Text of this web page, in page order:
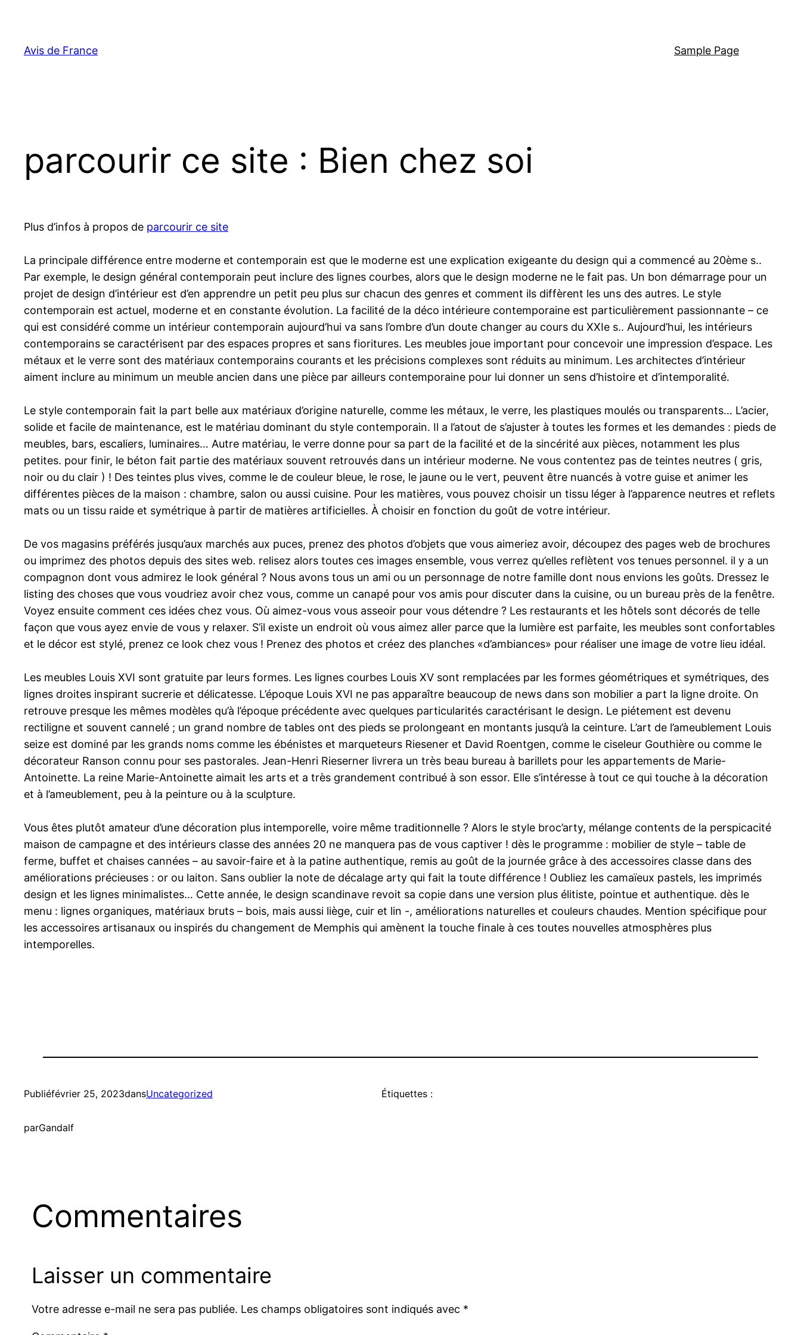
contenu
Avis de France Sample Page
parcourir ce site : Bien chez soi
Plus d’infos à propos de parcourir ce site
La principale différence entre moderne et contemporain est que le moderne est une explication exigeante du design qui a commencé au 20ème s..
Par exemple, le design général contemporain peut inclure des lignes courbes, alors que le design moderne ne le fait pas. Un bon démarrage pour un
projet de design d’intérieur est d’en apprendre un petit peu plus sur chacun des genres et comment ils diffèrent les uns des autres. Le style
contemporain est actuel, moderne et en constante évolution. La facilité de la déco intérieure contemporaine est particulièrement passionnante – ce
qui est considéré comme un intérieur contemporain aujourd’hui va sans l’ombre d’un doute changer au cours du XXIe s.. Aujourd’hui, les intérieurs
contemporains se caractérisent par des espaces propres et sans fioritures. Les meubles joue important pour concevoir une impression d’espace. Les
métaux et le verre sont des matériaux contemporains courants et les précisions complexes sont réduits au minimum. Les architectes d’intérieur
aiment inclure au minimum un meuble ancien dans une pièce par ailleurs contemporaine pour lui donner un sens d’histoire et d’intemporalité.
Le style contemporain fait la part belle aux matériaux d’origine naturelle, comme les métaux, le verre, les plastiques moulés ou transparents… L’acier,
solide et facile de maintenance, est le matériau dominant du style contemporain. Il a l’atout de s’ajuster à toutes les formes et les demandes : pieds de
meubles, bars, escaliers, luminaires… Autre matériau, le verre donne pour sa part de la facilité et de la sincérité aux pièces, notamment les plus
petites. pour finir, le béton fait partie des matériaux souvent retrouvés dans un intérieur moderne. Ne vous contentez pas de teintes neutres ( gris,
noir ou du clair ) ! Des teintes plus vives, comme le de couleur bleue, le rose, le jaune ou le vert, peuvent être nuancés à votre guise et animer les
différentes pièces de la maison : chambre, salon ou aussi cuisine. Pour les matières, vous pouvez choisir un tissu léger à l’apparence neutres et reflets
mats ou un tissu raide et symétrique à partir de matières artificielles. À choisir en fonction du goût de votre intérieur.
De vos magasins préférés jusqu’aux marchés aux puces, prenez des photos d’objets que vous aimeriez avoir, découpez des pages web de brochures
ou imprimez des photos depuis des sites web. relisez alors toutes ces images ensemble, vous verrez qu’elles reflètent vos tenues personnel. il y a un
compagnon dont vous admirez le look général ? Nous avons tous un ami ou un personnage de notre famille dont nous envions les goûts. Dressez le
listing des choses que vous voudriez avoir chez vous, comme un canapé pour vos amis pour discuter dans la cuisine, ou un bureau près de la fenêtre.
Voyez ensuite comment ces idées chez vous. Où aimez-vous vous asseoir pour vous détendre ? Les restaurants et les hôtels sont décorés de telle
façon que vous ayez envie de vous y relaxer. S’il existe un endroit où vous aimez aller parce que la lumière est parfaite, les meubles sont confortables
et le décor est stylé, prenez ce look chez vous ! Prenez des photos et créez des planches «d’ambiances» pour réaliser une image de votre lieu idéal.
Les meubles Louis XVI sont gratuite par leurs formes. Les lignes courbes Louis XV sont remplacées par les formes géométriques et symétriques, des
lignes droites inspirant sucrerie et délicatesse. L’époque Louis XVI ne pas apparaître beaucoup de news dans son mobilier a part la ligne droite. On
retrouve presque les mêmes modèles qu’à l’époque précédente avec quelques particularités caractérisant le design. Le piétement est devenu
rectiligne et souvent cannelé ; un grand nombre de tables ont des pieds se prolongeant en montants jusqu’à la ceinture. L’art de l’ameublement Louis
seize est dominé par les grands noms comme les ébénistes et marqueteurs Riesener et David Roentgen, comme le ciseleur Gouthière ou comme le
décorateur Ranson connu pour ses pastorales. Jean-Henri Rieserner livrera un très beau bureau à barillets pour les appartements de Marie-
Antoinette. La reine Marie-Antoinette aimait les arts et a très grandement contribué à son essor. Elle s’intéresse à tout ce qui touche à la décoration
et à l’ameublement, peu à la peinture ou à la sculpture.
Vous êtes plutôt amateur d’une décoration plus intemporelle, voire même traditionnelle ? Alors le style broc’arty, mélange contents de la perspicacité
maison de campagne et des intérieurs classe des années 20 ne manquera pas de vous captiver ! dès le programme : mobilier de style – table de
ferme, buffet et chaises cannées – au savoir-faire et à la patine authentique, remis au goût de la journée grâce à des accessoires classe dans des
améliorations précieuses : or ou laiton. Sans oublier la note de décalage arty qui fait la toute différence ! Oubliez les camaïeux pastels, les imprimés
design et les lignes minimalistes… Cette année, le design scandinave revoit sa copie dans une version plus élitiste, pointue et authentique. dès le
menu : lignes organiques, matériaux bruts – bois, mais aussi liège, cuir et lin -, améliorations naturelles et couleurs chaudes. Mention spécifique pour
les accessoires artisanaux ou inspirés du changement de Memphis qui amènent la touche finale à ces toutes nouvelles atmosphères plus
intemporelles.
Publiéfévrier 25, 2023dansUncategorized
parGandalf
Étiquettes :
Commentaires
Laisser un commentaire
Votre adresse e-mail ne sera pas publiée. Les champs obligatoires sont indiqués avec *